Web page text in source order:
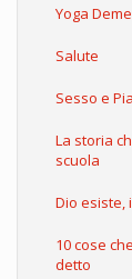
Yoga
Salute
Sesso e
La storia
scuola
Dio esiste,
10 cose
detto